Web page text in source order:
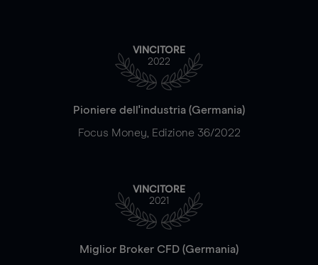
VINCITORE
2022
Pioniere dell'industria (Germania)
Focus Money, Edizione 36/2022
VINCITORE
2021
Miglior Broker CFD (Germania)